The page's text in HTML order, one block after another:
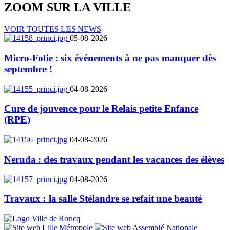
ZOOM SUR LAVILLE
VOIR TOUTES LES NEWS
05-08-2026
Micro-Folie : six événements à ne pas manquer dès
septembre !
04-08-2026
Cure de jouvence pour le Relais petite Enfance
(RPE)
04-08-2026
Neruda : des travaux pendant les vacances des élèves
04-08-2026
Travaux : la salle Stélandre se refait une beauté